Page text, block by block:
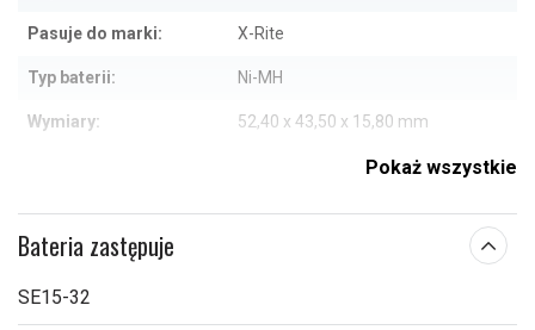
Pasuje do marki: X-Rite
Typ baterii: Ni-MH
Wymiary: 52,40 x 43,50 x 15,80 mm
Pokaż wszystkie
Bateria zastępuje
SE15-32